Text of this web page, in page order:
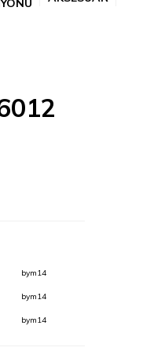
bym14
bym14
bym14